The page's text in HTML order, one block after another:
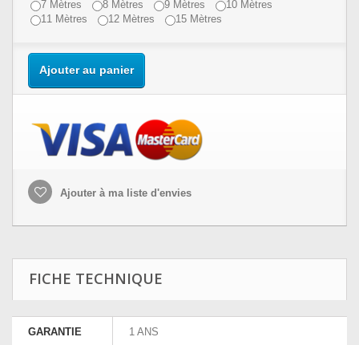
7 Mètres
8 Mètres 9 Mètres
10 Mètres
11 Mètres
12 Mètres 15 Mètres
Ajouter au panier
Ajouter à ma liste d'envies
FICHE TECHNIQUE
GARANTIE 1 ANS